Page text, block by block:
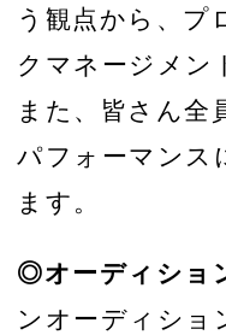
う観点から、プ
クマネージメン
また、皆さん全
パフォーマンス
ます。
◎オーディショ
ンオーディショ